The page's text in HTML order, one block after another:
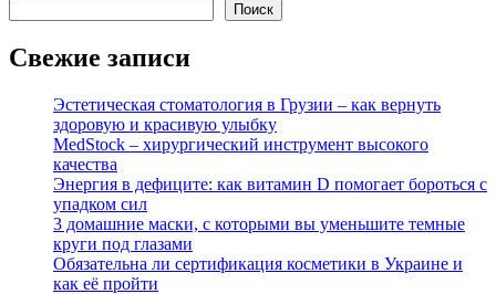
Поиск
Свежие записи
Эстетическая стоматология в Грузии – как вернуть
здоровую и красивую улыбку
MedStock – хирургический инструмент высокого
качества
Энергия в дефиците: как витамин D помогает бороться с
упадком сил
3 домашние маски, с которыми вы уменьшите темные
круги под глазами
Обязательна ли сертификация косметики в Украине и
как её пройти